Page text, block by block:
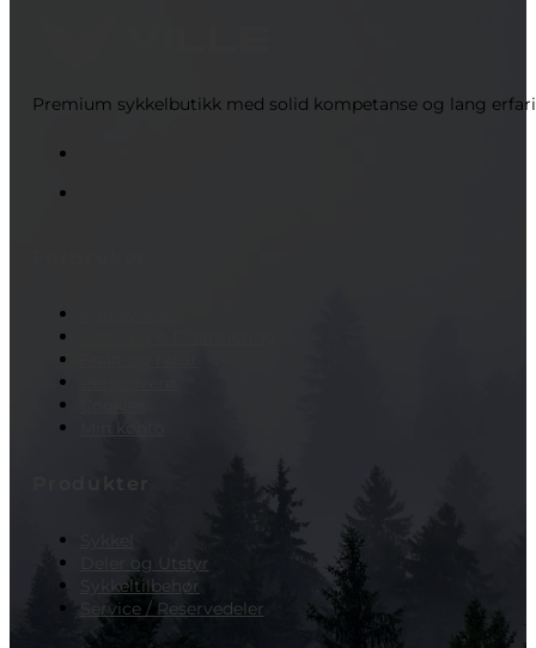
Premium sykkelbutikk med solid kompetanse og lang
Deler og Utstyr
Sykkeltilbehør
Service / Reservedeler